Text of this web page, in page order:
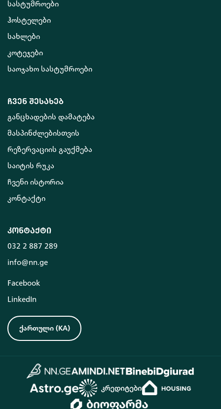
სასტუმროები
ჰოსტელები
სახლები
კოტეჯები
საოჯახო სასტუმროები
ჩვენ შესახებ
განცხადების დამატება
მასპინძლებისთვის
რეზერვაციის გაუქმება
საიტის რუკა
ჩვენი ისტორია
კონტაქტი
კონტაქტი
032 2 887 289
info@nn.ge
Facebook
LinkedIn
ქართული (KA)